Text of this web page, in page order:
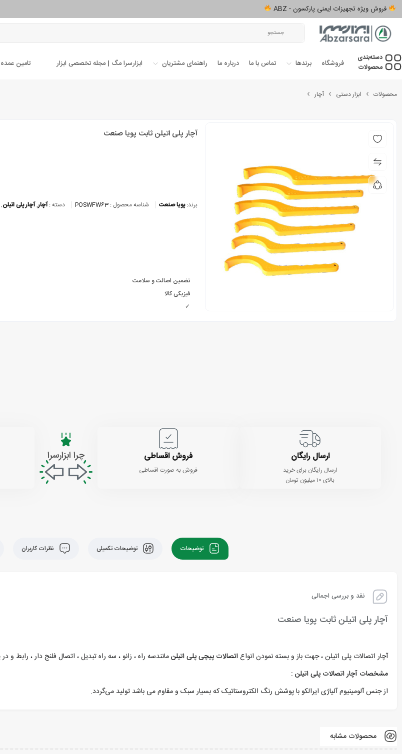
فروش ویژه تجهیزات ایمنی پارکسون - ABZ
دسته‌بندی‌
محصولات
فروشگاه برندها تماس با ما درباره ما راهنمای مشتریان ابزارسرا مگ | مجله تخصصی ابزار تامین
محصولات ابزار دستی آچار
آچار پلی اتیلن ثابت پویا صنعت
برند:پویا صنعت شناسه محصول : POSWFW63 دسته :آچار,آچار پلی اتیلن,
تضمین اصالت و سلامت
فیزیکی کالا
✓
ارسال رایگان
ارسال رایگان برای خرید
بالای 10 میلیون تومان
فروش اقساطی
فروش به صورت اقساطی
چرا ابزارسرا
توضیحات توضیحات تکمیلی نظرات کاربران
نقد و بررسی اجمالی
آچار پلی اتیلن ثابت پویا صنعت
آچار اتصالات پلی اتیلن ، جهت باز و بسته نمودن انواعاتصالات پیچی پلی اتیلنمانندسه راه ، زانو ، سه راه تبدیل ، اتصال فلنج دار ، رابط و
مشخصات آچار اتصالات پلی اتیلن :
از جنس آلومینیوم آلیاژی ایرالکو با پوشش رنگ الکتروستاتیک که بسیار سبک و مقاوم می باشد تولید می‌گردد.
محصولات مشابه